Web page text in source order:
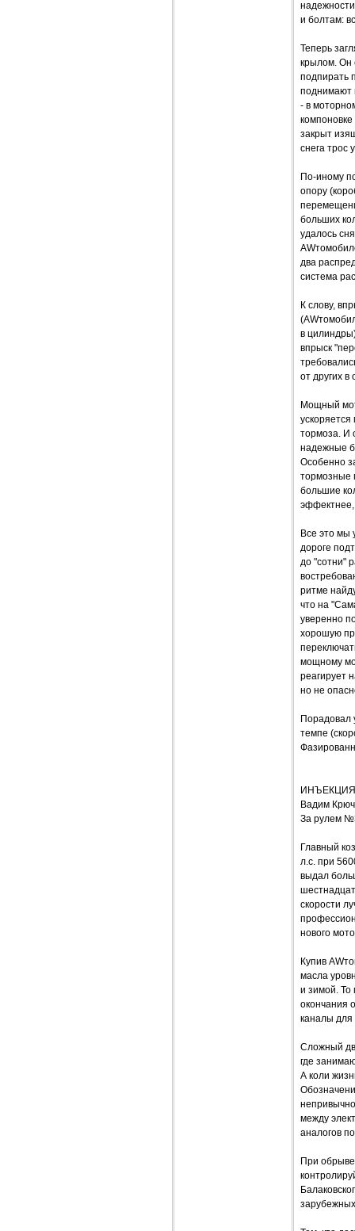
и болтам:
Теперь
крылом. Он
подпирать
поднимают
- в
закрыт
снега трос
По-иному
опору
больших
удалось
два
система
К слову,
в
впрыск
от других
Мощный
тормоза. И
надежные
Особенно
тормозные
большие
Все это мы
дороге
до "сотни"
ритме
что на
уверенно
хорошую
мощному
реагирует
но не
Порадовал
темпе
Вадим
За рулем
Главный
л.с. при
выдал
скорости
нового
Купив
масла
и зимой. То
окончания
каналы для
Сложный
где
А коли
между
аналогов
При обрыве